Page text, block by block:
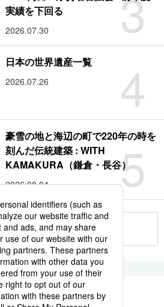
実績を下回る
2026.07.30
4
日本の世界遺産一覧
2026.07.26
5
豪雪の地と海辺の町で220年の時を
刻んだ伝統建築 : WITH
KAMAKURA（鎌倉・長谷）
2026.08.04
もっと見る
ド